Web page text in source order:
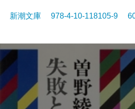
新潮文庫 978-4-10-118105-9